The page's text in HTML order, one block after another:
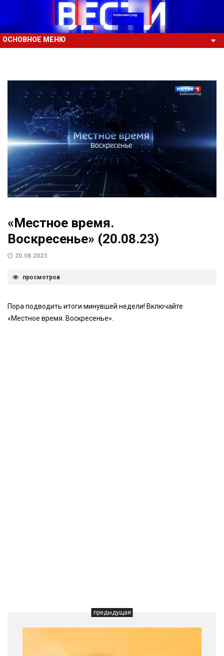
ОСНОВНОЕ МЕНЮ
«Местное время.
Воскресенье» (20.08.23)
20.08.2023
просмотров
Пора подводить итоги минувшей недели! Включайте
«Местное время. Воскресенье».
предыдущая